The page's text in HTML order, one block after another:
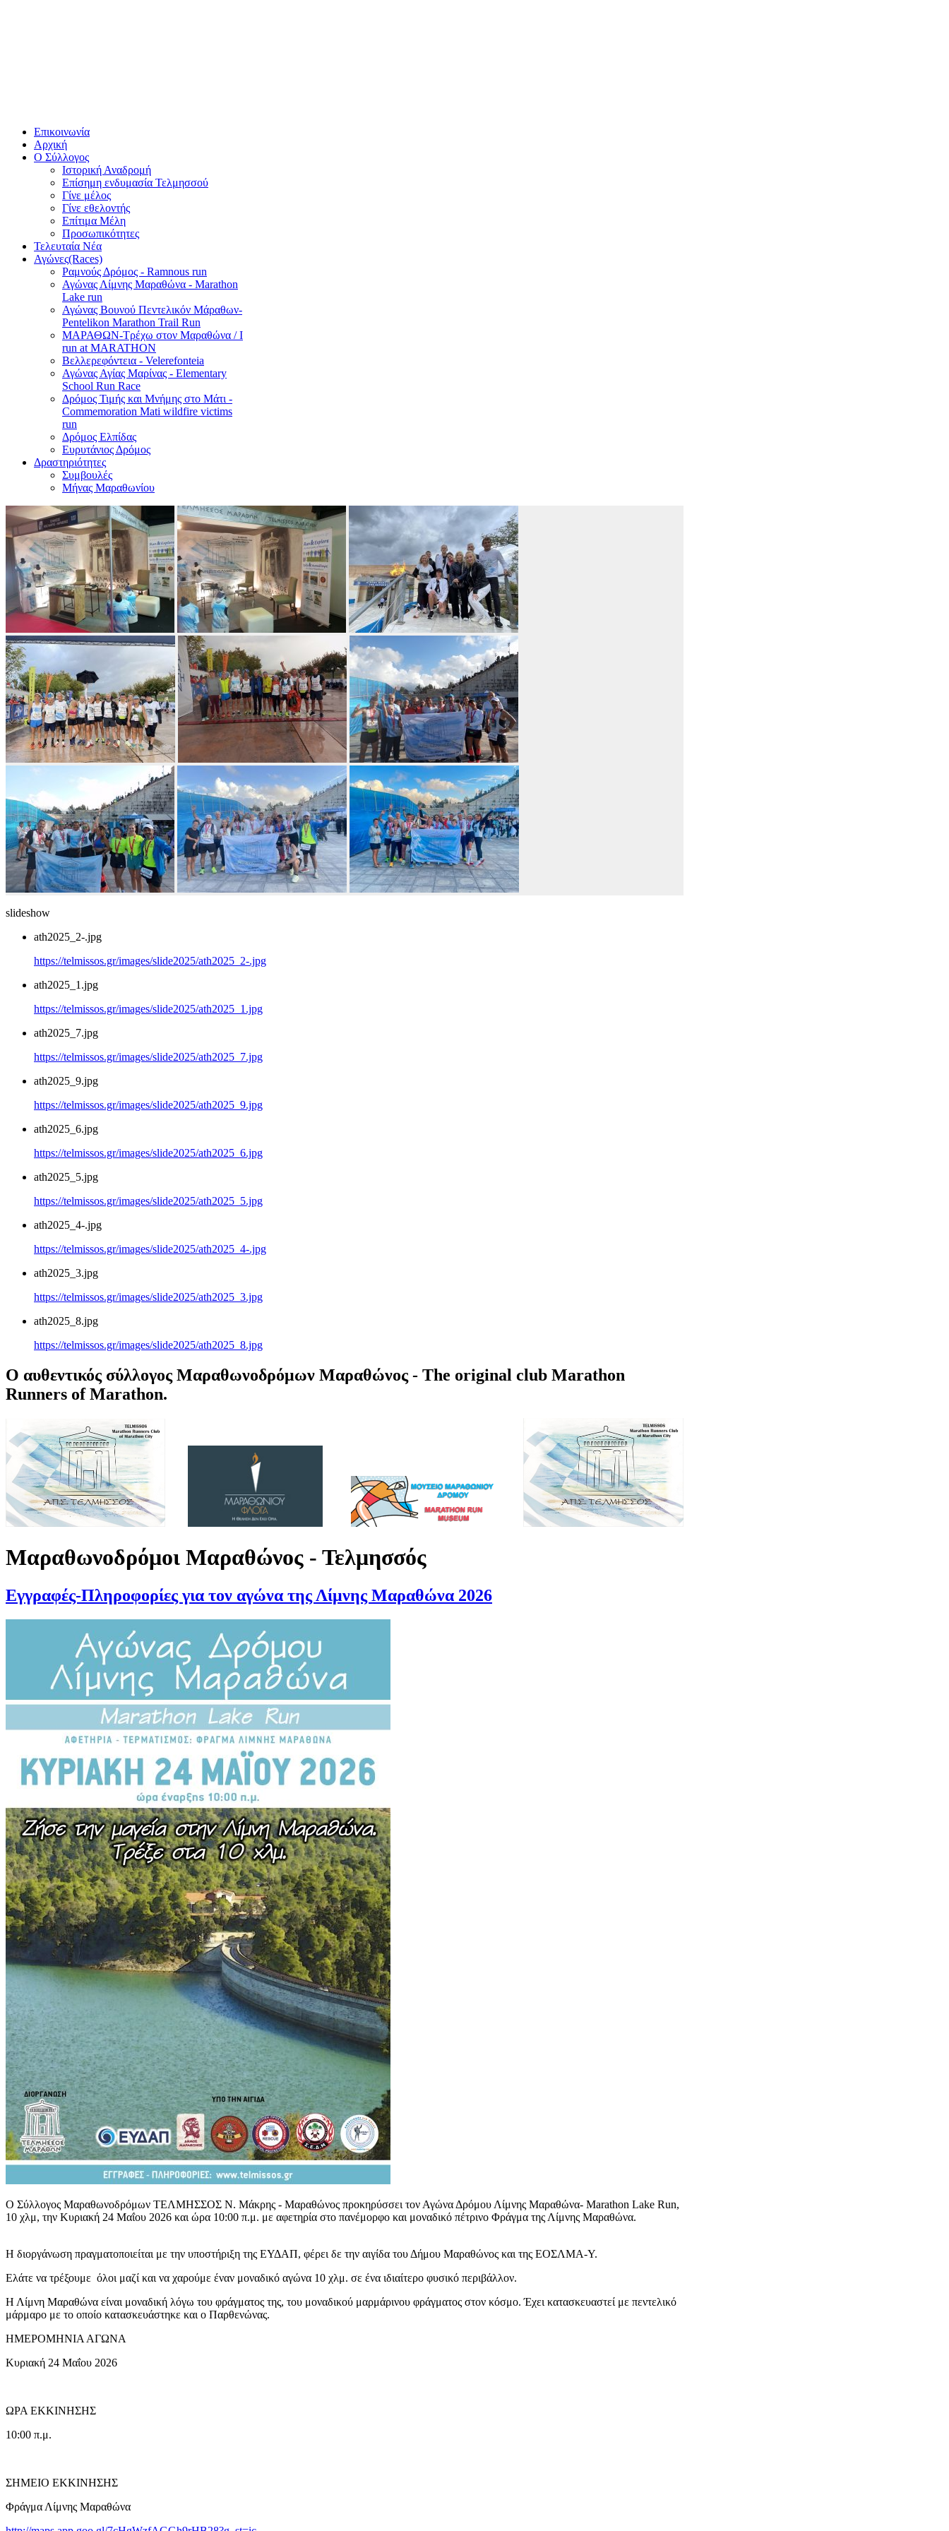
Επικοινωνία
Αρχική
Ο Σύλλογος
Ιστορική Αναδρομή
Επίσημη ενδυμασία Τελμησσού
Γίνε μέλος
Γίνε εθελοντής
Επίτιμα Μέλη
Προσωπικότητες
Τελευταία Νέα
Αγώνες(Races)
Ραμνούς Δρόμος - Ramnous run
Αγώνας Λίμνης Μαραθώνα - Marathon
Lake run
Αγώνας Βουνού Πεντελικόν Μάραθων-
Pentelikon Marathon Trail Run
ΜΑΡΑΘΩΝ-Τρέχω στον Μαραθώνα / I
run at MARATHON
Βελλερεφόντεια - Velerefonteia
Αγώνας Αγίας Μαρίνας - Elementary
School Run Race
Δρόμος Τιμής και Μνήμης στο Μάτι -
Commemoration Mati wildfire victims
run
Δρόμος Ελπίδας
Ευρυτάνιος Δρόμος
Δραστηριότητες
Συμβουλές
Μήνας Μαραθωνίου
slideshow
ath2025_2-.jpg
https://telmissos.gr/images/slide2025/ath2025_2-.jpg
ath2025_1.jpg
https://telmissos.gr/images/slide2025/ath2025_1.jpg
ath2025_7.jpg
https://telmissos.gr/images/slide2025/ath2025_7.jpg
ath2025_9.jpg
https://telmissos.gr/images/slide2025/ath2025_9.jpg
ath2025_6.jpg
https://telmissos.gr/images/slide2025/ath2025_6.jpg
ath2025_5.jpg
https://telmissos.gr/images/slide2025/ath2025_5.jpg
ath2025_4-.jpg
https://telmissos.gr/images/slide2025/ath2025_4-.jpg
ath2025_3.jpg
https://telmissos.gr/images/slide2025/ath2025_3.jpg
ath2025_8.jpg
https://telmissos.gr/images/slide2025/ath2025_8.jpg
Ο αυθεντικός σύλλογος Μαραθωνοδρόμων Μαραθώνος - The original club Marathon
Runners of Marathon.
Μαραθωνοδρόμοι Μαραθώνος - Τελμησσός
Εγγραφές-Πληροφορίες για τον αγώνα της Λίμνης Μαραθώνα 2026
Ο Σύλλογος Μαραθωνοδρόμων ΤΕΛΜΗΣΣΟΣ Ν. Μάκρης - Μαραθώνος προκηρύσσει τον Αγώνα Δρόμου Λίμνης Μαραθώνα- Marathon Lake Run,
10 χλμ, την Κυριακή 24 Μαΐου 2026 και ώρα 10:00 π.μ. με αφετηρία στο πανέμορφο και μοναδικό πέτρινο Φράγμα της Λίμνης Μαραθώνα.
Η διοργάνωση πραγματοποιείται με την υποστήριξη της ΕΥΔΑΠ, φέρει δε την αιγίδα του Δήμου Μαραθώνος και της ΕΟΣΛΜΑ-Υ.
Ελάτε να τρέξουμε όλοι μαζί και να χαρούμε έναν μοναδικό αγώνα 10 χλμ. σε ένα ιδιαίτερο φυσικό περιβάλλον.
Η Λίμνη Μαραθώνα είναι μοναδική λόγω του φράγματος της, του μοναδικού μαρμάρινου φράγματος στον κόσμο. Έχει κατασκευαστεί με πεντελικό
μάρμαρο με το οποίο κατασκευάστηκε και ο Παρθενώνας.
ΗΜΕΡΟΜΗΝΙΑ ΑΓΩΝΑ
Κυριακή 24 Μαΐου 2026
ΩΡΑ ΕΚΚΙΝΗΣΗΣ
10:00 π.μ.
ΣΗΜΕΙΟ ΕΚΚΙΝΗΣΗΣ
Φράγμα Λίμνης Μαραθώνα